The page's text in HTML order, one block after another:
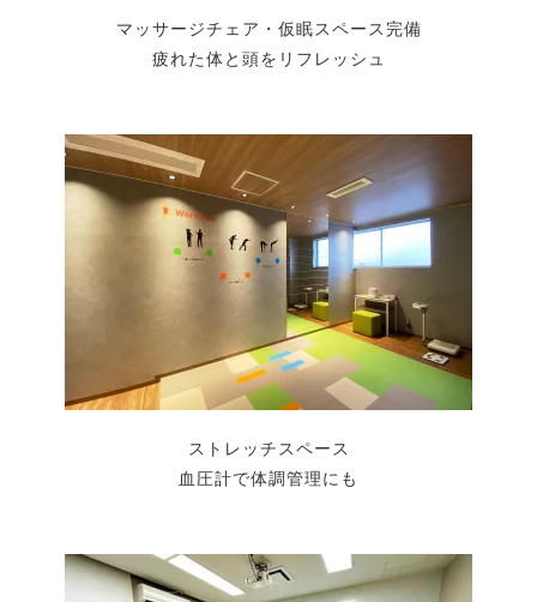
マッサージチェア・仮眠スペース完備
疲れた体と頭をリフレッシュ
ストレッチスペース
血圧計で体調管理にも